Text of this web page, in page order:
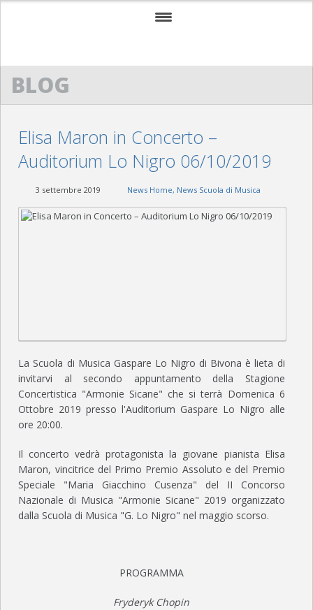
ACM
BANDA “G. VERDI”
POWERBEAT STUDIO
BLOG
Elisa Maron in Concerto –
Auditorium Lo Nigro 06/10/2019
3 settembre 2019 News Home, News Scuola di Musica
La Scuola di Musica Gaspare Lo Nigro di Bivona è lieta di
invitarvi al secondo appuntamento della Stagione
Concertistica "Armonie Sicane" che si terrà Domenica 6
Ottobre 2019 presso l'Auditorium Gaspare Lo Nigro alle
ore 20:00.
Il concerto vedrà protagonista la giovane pianista Elisa
Maron, vincitrice del Primo Premio Assoluto e del Premio
Speciale "Maria Giacchino Cusenza" del II Concorso
Nazionale di Musica "Armonie Sicane" 2019 organizzato
dalla Scuola di Musica "G. Lo Nigro" nel maggio scorso.
PROGRAMMA
Fryderyk Chopin